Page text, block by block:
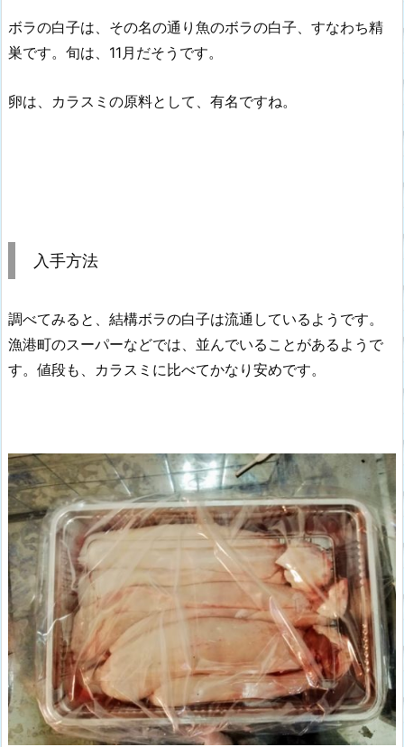
ボラの白子は、その名の通り魚のボラの白子、すなわち精
巣です。旬は、11月だそうです。
卵は、カラスミの原料として、有名ですね。
入手方法
調べてみると、結構ボラの白子は流通しているようです。
漁港町のスーパーなどでは、並んでいることがあるようで
す。値段も、カラスミに比べてかなり安めです。